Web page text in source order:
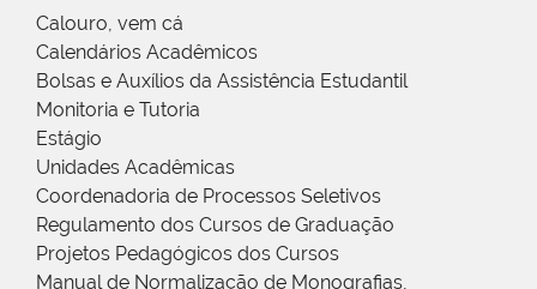
Calouro, vem cá
Calendários Acadêmicos
Bolsas e Auxílios da Assistência Estudantil
Monitoria e Tutoria
Estágio
Unidades Acadêmicas
Coordenadoria de Processos Seletivos
Regulamento dos Cursos de Graduação
Projetos Pedagógicos dos Cursos
Manual de Normalização de Monografias,